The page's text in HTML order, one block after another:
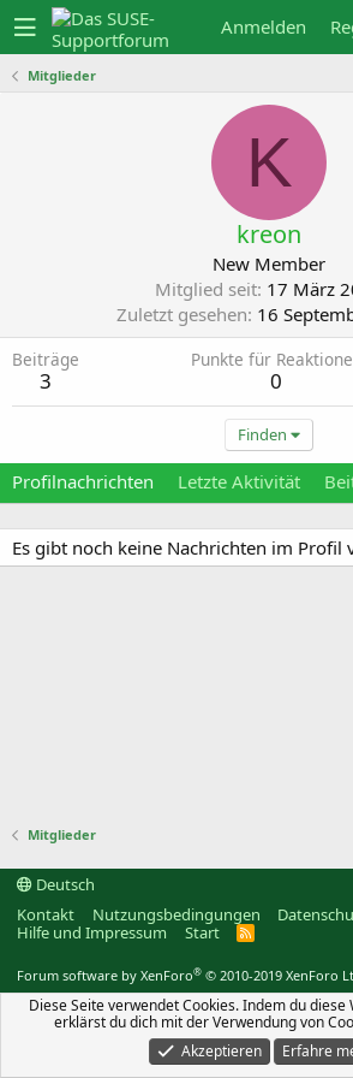
Anmelden
Mitglieder
K
kreon
New Member
Mitglied seit 17 März
Zuletzt gesehen 16
Beiträge
3
Punkte für
0
Finden
Profilnachrichten Letzte Aktivität
Es gibt noch keine Nachrichten im Profil
Mitglieder
Deutsch
Kontakt
Nutzungsbedingungen
Hilfe und Impressum
Start
R
Forum software by XenForo® © 2010-2019 XenForo
Diese Seite verwendet Cookies. Indem du
erklärst du dich mit der Verwendung von
Akzeptieren
Erfahre